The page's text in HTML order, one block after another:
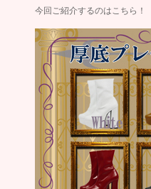
今回ご紹介するのはこち